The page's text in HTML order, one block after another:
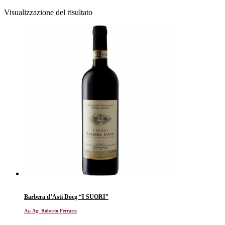
Visualizzazione del risultato
Barbera d’Asti Docg “I SUORI”
Az. Ag. Roberto Ferraris